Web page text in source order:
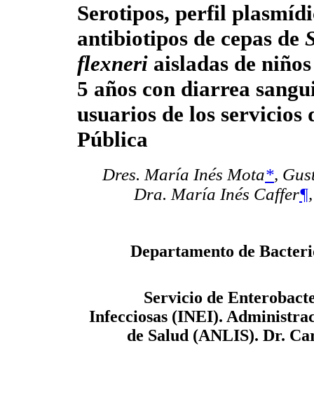
Serotipos, perfil
antibiotipos de cepas de
flexneri aisladas de
5 años con diarrea
usuarios de los servicios
Pública
Dres. María Inés Mota*,
Dra. María Inés Caffer¶
Departamento de
Servicio de
Infecciosas (INEI).
de Salud (ANLIS). Dr.